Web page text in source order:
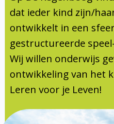
Schoolvakanties
Ouderraad
Documentatie
Formulieren
SIKO
Samenwerkingen
dat ieder kind zijn/
ontwikkelt in een
gestructureerde
Wij willen onderwijs
ontwikkeling van het
Leren voor je Leven!